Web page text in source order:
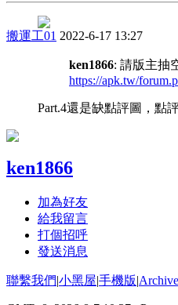
搬運工01 2022-6-17 13:27
ken1866: 請版主抽
https://apk.tw/
Part.4還是缺點評圖，點
ken1866
加為好友
給我留言
打個招呼
發送消息
聯繫我們|小黑屋|手機版|